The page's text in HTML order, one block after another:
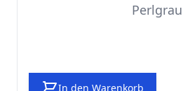
Perlgrau
In den Warenkorb